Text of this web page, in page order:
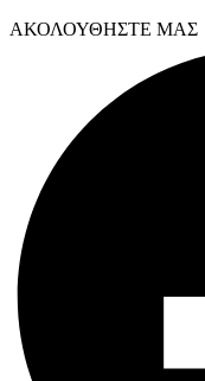
ΑΚΟΛΟΥΘΗΣΤΕ ΜΑΣ